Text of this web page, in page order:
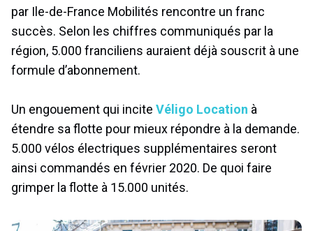
par Ile-de-France Mobilités rencontre un franc
succès. Selon les chiffres communiqués par la
région, 5.000 franciliens auraient déjà souscrit à une
formule d’abonnement.
Un engouement qui incite Véligo Location à
étendre sa flotte pour mieux répondre à la demande.
5.000 vélos électriques supplémentaires seront
ainsi commandés en février 2020. De quoi faire
grimper la flotte à 15.000 unités.